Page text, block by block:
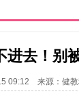
进去！别
09:12 来源：健教